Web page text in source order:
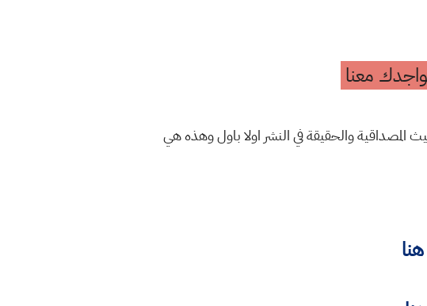
معنا
المصداقية والحقيقة في النشر اولا باول وهذه هي